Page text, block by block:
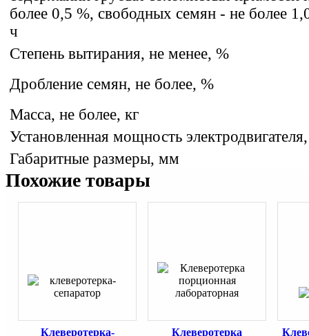
более 0,5 %, свободных семян - не более
ч
Степень вытирания, не менее, %
Дробление семян, не более, %
Масса, не более, кг
Установленная мощность
Габаритные размеры, мм
Похожие товары
Клеверотерка- Клеверотерка